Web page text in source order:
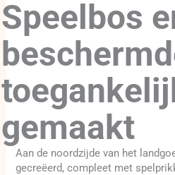
Speelbos
gemaakt
Aan de noordzijde van het
gecreëerd, compleet met